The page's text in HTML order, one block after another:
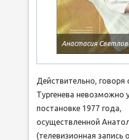
Анастасия
Действительно, говоря
Тургенева невозможно
постановке 1977 года,
осуществленной
(телевизионная запись